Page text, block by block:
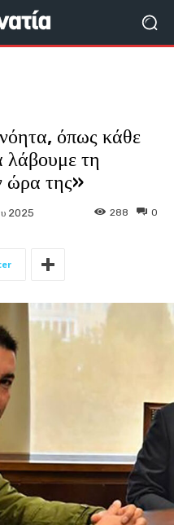
όπως κάθε
λάβουμε τη
ώρα της»
2025 0
288